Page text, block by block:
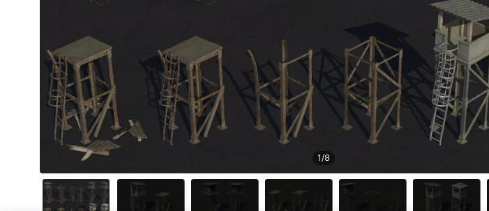
1/8